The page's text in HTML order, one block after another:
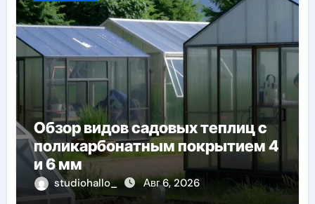
Обзор видов садовых теплиц с
поликарбонатным покрытием 4
и 6 мм
studiohallo_ Авг 6, 2026